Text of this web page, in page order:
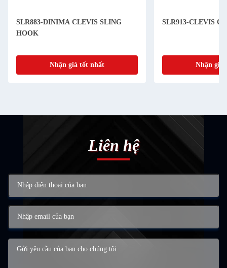
SLR883-DINIMA CLEVIS SLING
HOOK
Nhận giá tốt nhất
SLR913-CLEVIS C
Nhận giá
Liên hệ